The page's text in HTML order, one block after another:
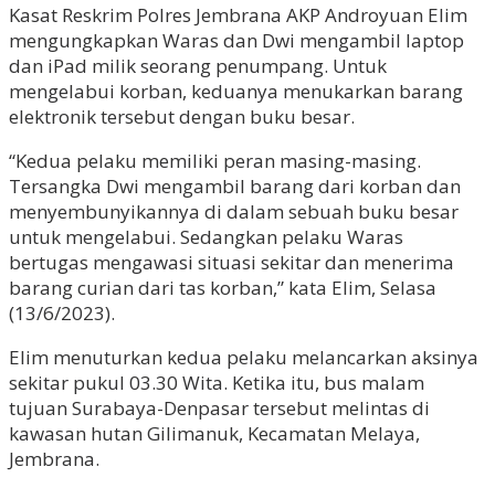
Kasat Reskrim Polres Jembrana AKP Androyuan Elim
mengungkapkan Waras dan Dwi mengambil laptop
dan iPad milik seorang penumpang. Untuk
mengelabui korban, keduanya menukarkan barang
elektronik tersebut dengan buku besar.
“Kedua pelaku memiliki peran masing-masing.
Tersangka Dwi mengambil barang dari korban dan
menyembunyikannya di dalam sebuah buku besar
untuk mengelabui. Sedangkan pelaku Waras
bertugas mengawasi situasi sekitar dan menerima
barang curian dari tas korban,” kata Elim, Selasa
(13/6/2023).
Elim menuturkan kedua pelaku melancarkan aksinya
sekitar pukul 03.30 Wita. Ketika itu, bus malam
tujuan Surabaya-Denpasar tersebut melintas di
kawasan hutan Gilimanuk, Kecamatan Melaya,
Jembrana.